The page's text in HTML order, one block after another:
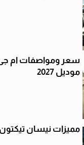
موديل 2027
مميزات نيسان تيكتون